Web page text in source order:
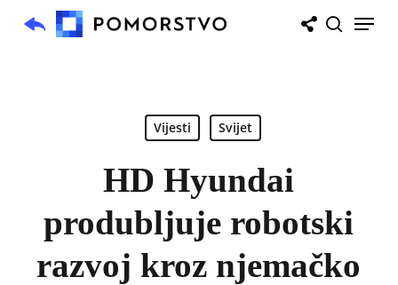
Menu
Vijesti Svijet
HD Hyundai
produbljuje robotski
razvoj kroz njemačko